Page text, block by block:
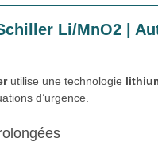
Li/MnO2 |
utilise une technologie
d’urgence.